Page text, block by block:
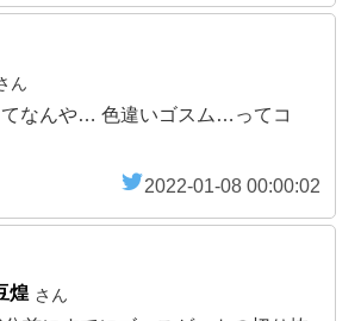
ん
なんや… 色違いゴスム…ってコ
2022-01-08 00:00:02
煌 さん